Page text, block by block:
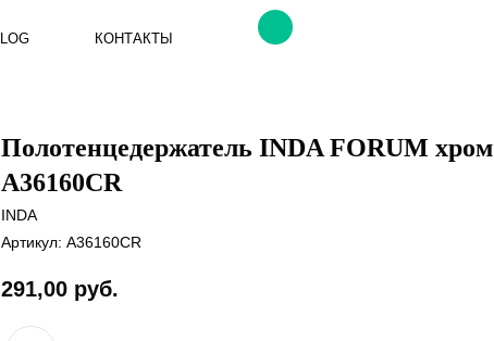
КОНТАКТЫ
Полотенцедержатель INDA FORUM хром
A36160CR
INDA
Артикул: A36160CR
291,00 руб.